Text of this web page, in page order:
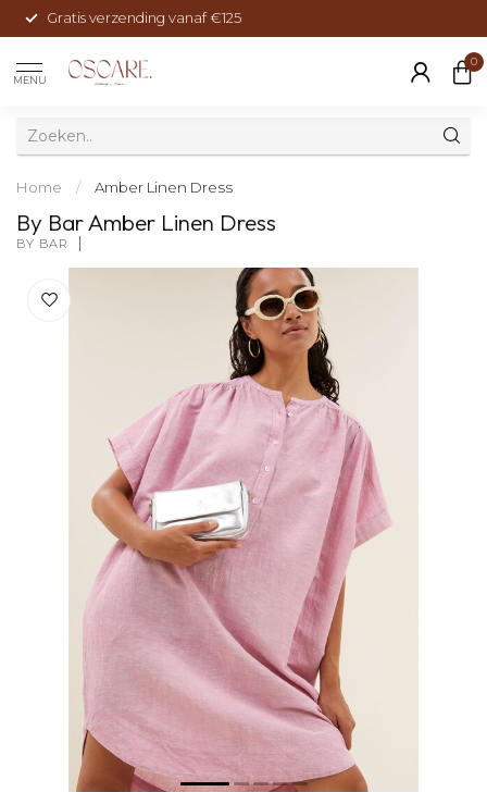
Gratis verzending vanaf €125
MENU
0
Home / Amber Linen Dress
By Bar Amber Linen Dress
BY BAR